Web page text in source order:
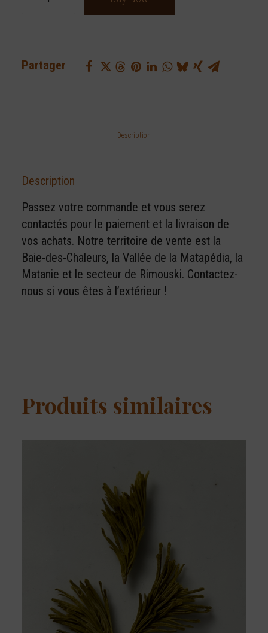
biologique
Partager
Description
Description
Passez votre commande et vous serez
contactés pour le paiement et la livraison de
vos achats. Notre territoire de vente est la
Baie-des-Chaleurs, la Vallée de la Matapédia, la
Matanie et le secteur de Rimouski. Contactez-
nous si vous êtes à l’extérieur !
Produits similaires